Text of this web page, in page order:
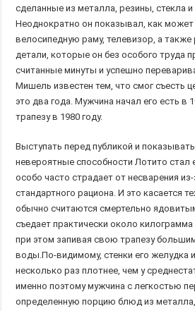
сделанные из металла, резины, стекла и
Неоднократно он показывал, как может
велосипедную раму, телевизор, а
детали, которые он без особого труда
считанные минуты и успешно
Мишель известен тем, что смог съесть
это два года. Мужчина начал его есть в
трапезу в 1980 году.
Выступать перед публикой и
невероятные способности Лотито
особо часто страдает от несварения
стандартного рациона. И это касается
обычно считаются смертельно
съедает практически около
при этом запивая свою трапезу
воды.По-видимому, стенки его желудка
несколько раз плотнее, чем у
именно поэтому мужчина с легкостью
определенную порцию блюд из